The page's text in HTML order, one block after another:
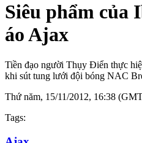
Siêu phẩm của
áo Ajax
Tiền đạo người Thụy Điển thực
khi sút tung lưới đội bóng NAC
Thứ năm, 15/11/2012, 16:38
Tags: